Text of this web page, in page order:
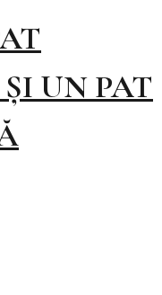
UN PAT